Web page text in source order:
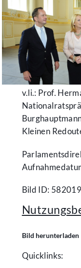
v.li.: Prof.
Kleinen
Bild ID:
Bild herunterladen
Quicklinks: